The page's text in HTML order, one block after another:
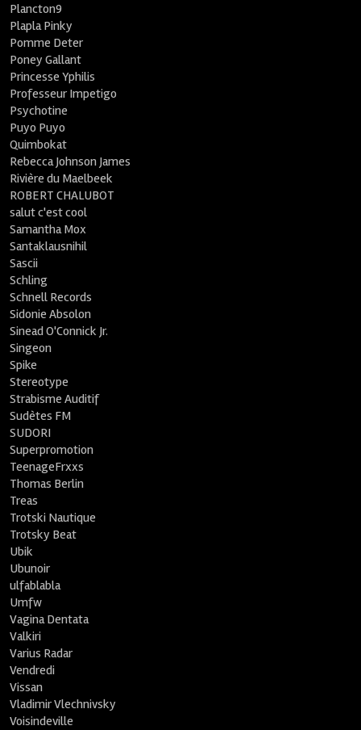
Plancton9
Plapla Pinky
Pomme Deter
Poney Gallant
Princesse Yphilis
Professeur Impetigo
Psychotine
Puyo Puyo
Quimbokat
Rebecca Johnson James
Rivière du Maelbeek
ROBERT CHALUBOT
salut c'est cool
Samantha Mox
Santaklausnihil
Sascii
Schling
Schnell Records
Sidonie Absolon
Sinead O'Connick Jr.
Singeon
Spike
Stereotype
Strabisme Auditif
Sudètes FM
SUDORI
Superpromotion
TeenageFrxxs
Thomas Berlin
Treas
Trotski Nautique
Trotsky Beat
Ubik
Ubunoir
ulfablabla
Umfw
Vagina Dentata
Valkiri
Varius Radar
Vendredi
Vissan
Vladimir Vlechnivsky
Voisindeville